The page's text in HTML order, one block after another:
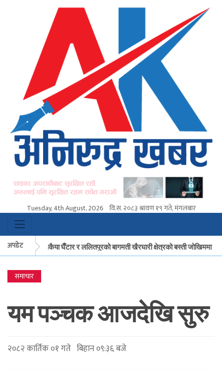
Tuesday, 4th August, 2026 वि.स.२०८३ श्रावण १९ गते, मंगलबार
अपडेट
मकवानपुरको बकैया घैँटार र ललितपुरको बागमती खैरघारी क्षेत्रको बस्ती जोखिममा
समाचार
यम पञ्चक आजदेखि सुरु
२०८२ कार्तिक ०१ गते बिहान ०९:३६ बजे